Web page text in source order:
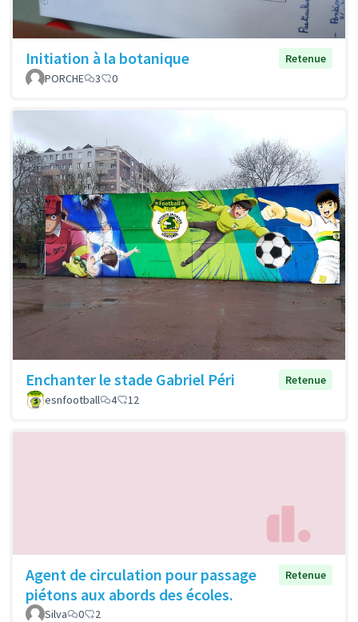
Initiation à la botanique
Retenue
PORCHE
3 0
Enchanter le stade Gabriel Péri
Retenue
esnfootball
4 12
Agent de circulation pour passage
piétons aux abords des écoles.
Retenue
Silva 0 2